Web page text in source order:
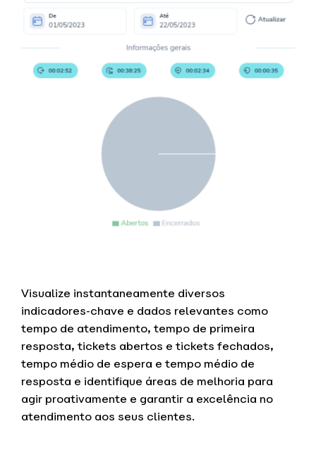
Visualize instantaneamente diversos
indicadores-chave e dados relevantes como
tempo de atendimento, tempo de primeira
resposta, tickets abertos e tickets fechados,
tempo médio de espera e tempo médio de
resposta e identifique áreas de melhoria para
agir proativamente e garantir a excelência no
atendimento aos seus clientes.